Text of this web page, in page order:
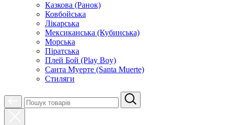
Казкова (Ранок)
Ковбойська
Лікарська
Мексиканська (Кубинська)
Морська
Піратська
Плей Бой (Play Boy)
Санта Муерте (Santa Muerte)
Стиляги